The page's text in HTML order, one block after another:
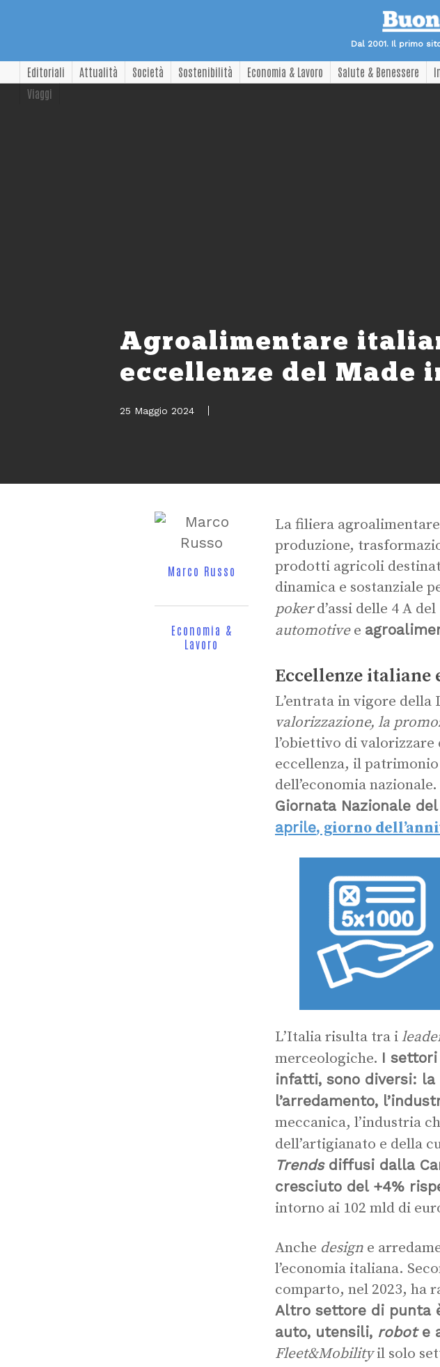
Dal 2001. Il primo
Editoriali Attualità Società Sostenibilità Economia & Lavoro Salute & Benessere
Viaggi
Agroalimentare
eccellenze del Made
25 Maggio 2024
Marco Russo
Economia &
Lavoro
La filiera
produzione,
prodotti agricoli
dinamica e sostanziale
pokerd’assi delle 4 A del
automotivee
Eccellenze italiane
L’entrata in vigore della
valorizzazione, la
l’obiettivo di
eccellenza, il
dell’economia
Giornata Nazionale del
aprile, giorno
L’Italia risulta tra i
merceologiche. I
infatti, sono diversi: la
l’arredamento,
meccanica, l’industria
dell’artigianato e della
Trendsdiffusi dalla
cresciuto del +4%
intorno ai 102 mld di
Anche design e
l’economia italiana.
comparto, nel 2023, ha
Altro settore di punta
auto, utensili, robote
Fleet&Mobilityil solo